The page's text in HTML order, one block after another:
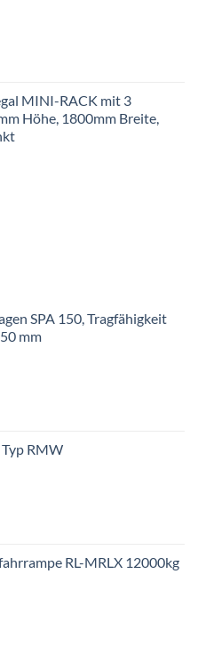
MINI-RACK mit 3
Höhe, 1800mm Breite,
SPA 150, Tragfähigkeit
mm
RMW
RL-MRLX 12000kg